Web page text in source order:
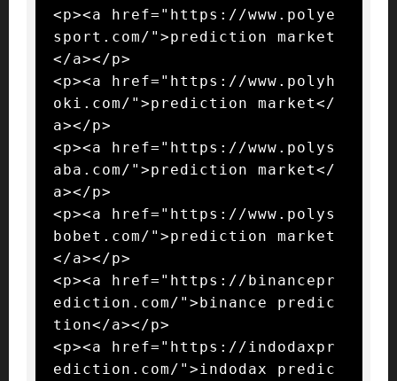
<p><a href="https://www.polye
sport.com/">prediction market
</a></p>
<p><a href="https://www.polyh
oki.com/">prediction market</
a></p>
<p><a href="https://www.polys
aba.com/">prediction market</
a></p>
<p><a href="https://www.polys
bobet.com/">prediction market
</a></p>
<p><a href="https://binancepr
ediction.com/">binance predic
tion</a></p>
<p><a href="https://indodaxpr
ediction.com/">indodax predic